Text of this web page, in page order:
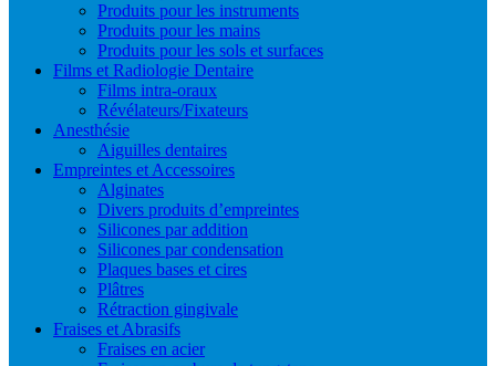
Produits pour les instruments
Produits pour les mains
Produits pour les sols et surfaces
Films et Radiologie Dentaire
Films intra-oraux
Révélateurs/Fixateurs
Anesthésie
Aiguilles dentaires
Empreintes et Accessoires
Alginates
Divers produits d’empreintes
Silicones par addition
Silicones par condensation
Plaques bases et cires
Plâtres
Rétraction gingivale
Fraises et Abrasifs
Fraises en acier